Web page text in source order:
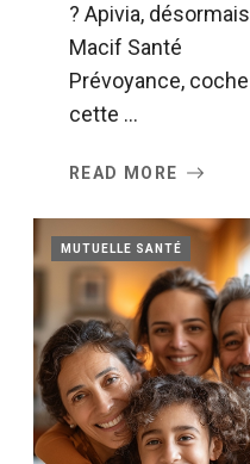
? Apivia, désormais
Macif Santé
Prévoyance, coche
cette ...
READ MORE
MUTUELLE SANTÉ